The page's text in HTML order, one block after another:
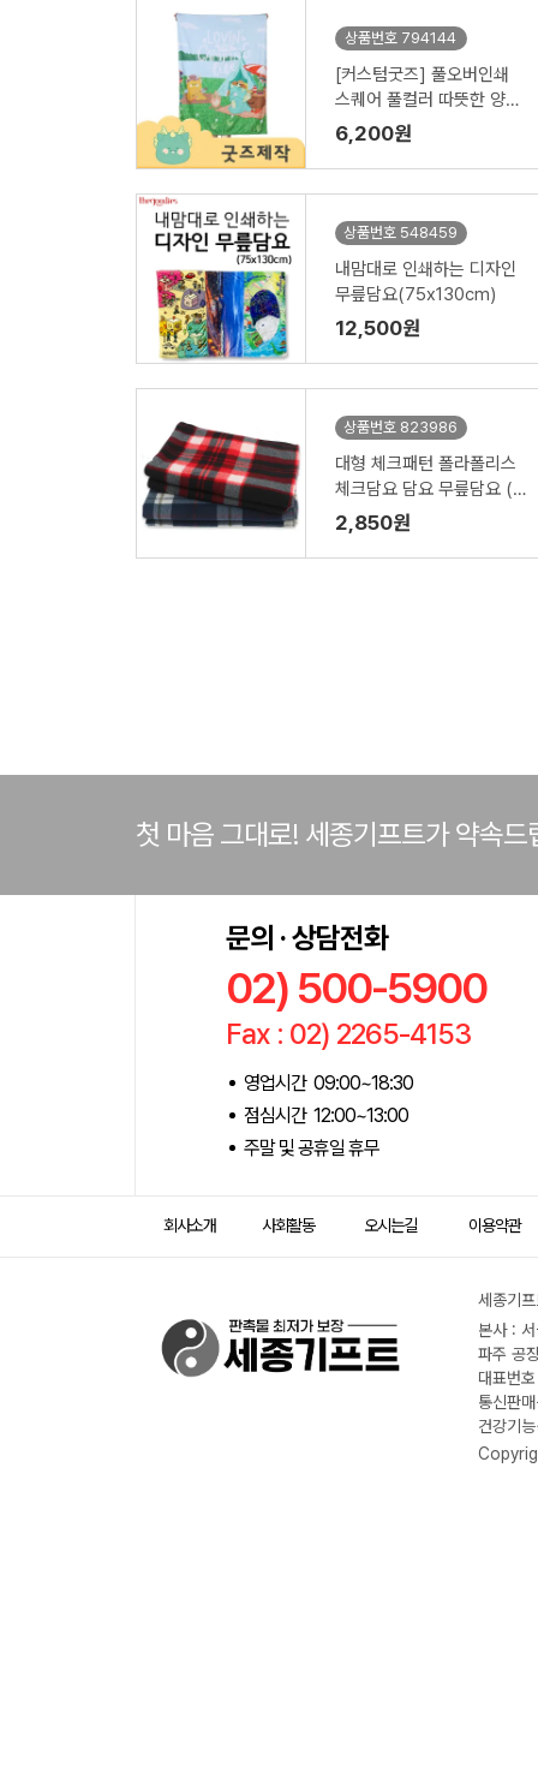
상품번호 794144
[커스텀굿즈] 풀오버인쇄
스퀘어 풀컬러 따뜻한 양털
담요 100*130 ZA258 (박
스제작가능)
6,200원
상품번호 548459
내맘대로 인쇄하는 디자인
무릎담요(75x130cm)
12,500원
상품번호 823986
대형 체크패턴 폴라폴리스
체크담요 담요 무릎담요 (1
50cm x 100cm) // 인쇄
제작가능
2,850원
첫 마음 그대로! 세종기프트가 약속드
문의 · 상담전화
02) 500-5900
Fax : 02) 2265-4153
영업시간 09:00~18:30
점심시간 12:00~13:00
주말 및 공휴일 휴무
회사소개 사회활동 오시는길 이용약관
세종기
본사 :
파주 공
대표번
통신판
건강기